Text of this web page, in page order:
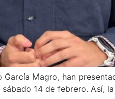
Magro, han
14 de febrero. Así,